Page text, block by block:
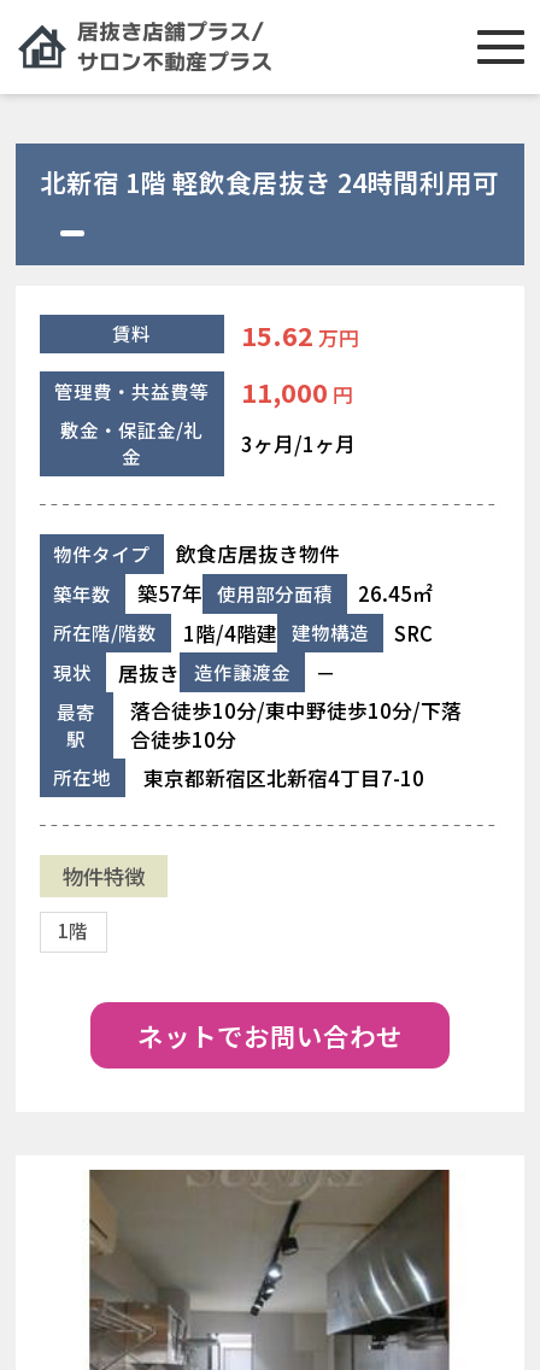
北新宿 1階 軽飲食居抜き 24時間利用可
賃料 15.62 万円
管理費・共益費等 11,000 円
敷金・保証金/礼
金
3ヶ月/1ヶ月
物件タイプ 飲食店居抜き物件
築年数 築57年 使用部分面積 26.45㎡
所在階/階数 1階/4階建 建物構造 SRC
現状 居抜き 造作譲渡金 －
最寄
駅
落合徒歩10分/東中野徒歩10分/下落
合徒歩10分
所在地 東京都新宿区北新宿4丁目7-10
物件特徴
1階
ネットでお問い合わせ